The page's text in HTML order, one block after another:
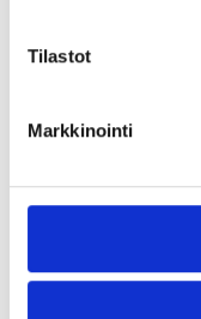
Tilastot
Markkinointi